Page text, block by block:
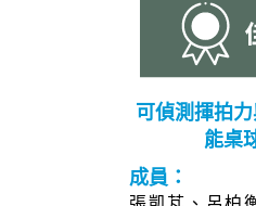
可偵測揮拍
能桌
成員：